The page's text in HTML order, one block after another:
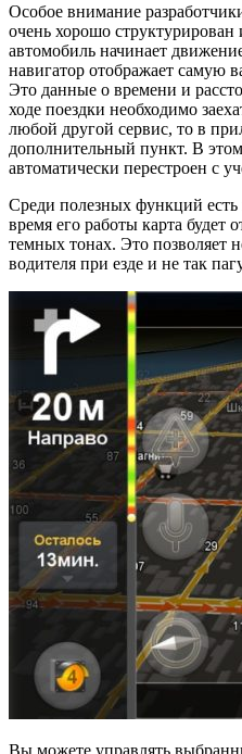
Особое внимание
очень хорошо
автомобиль начинает
навигатор отображает самую
Это данные о времени и
ходе поездки необходимо
любой другой сервис, то в
дополнительный пункт. В
автоматически перестроен с
Среди полезных функций есть
время его работы карта будет
темных тонах. Это позволяет
водителя при езде и не так
Вы можете управлять